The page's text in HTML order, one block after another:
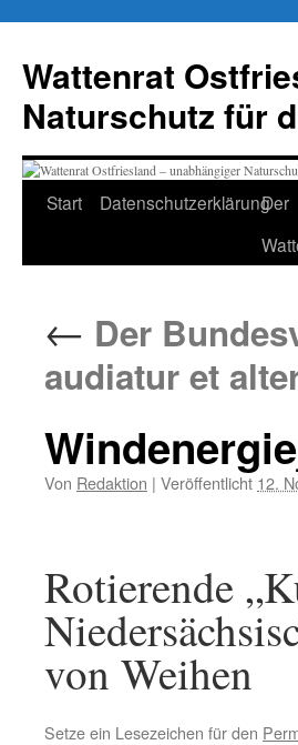
springen
Wattenrat
Naturschutz für
Start DatenschutzerklärungDer
← Der
audiatur et
Von Redaktion | Veröffentlicht 12.
Rotierende
von Weihen
Setze ein Lesezeichen für den